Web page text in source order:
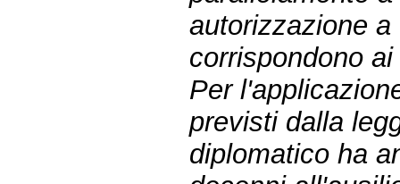
autorizzazione
corrispondono
Per
previsti dalla
diplomatico ha